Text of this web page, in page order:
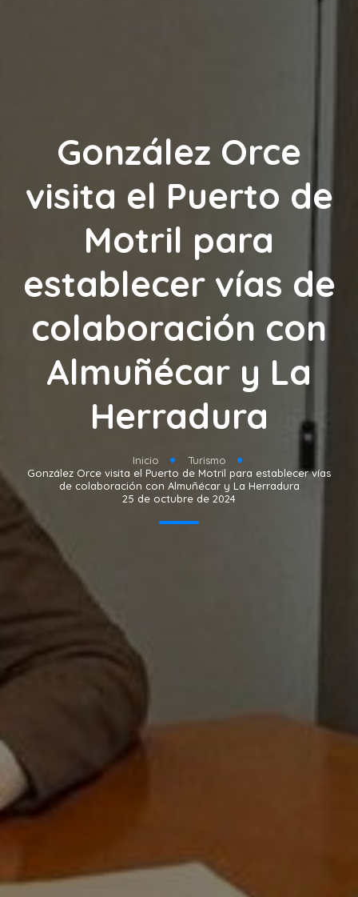
González Orce
visita el Puerto de
Motril para
establecer vías de
colaboración con
Almuñécar y La
Herradura
Inicio
Turismo
González Orce visita el Puerto de Motril para establecer vías
de colaboración con Almuñécar y La Herradura
25 de octubre de 2024